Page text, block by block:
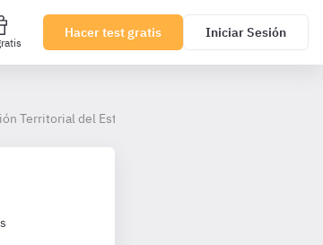
Hacer test gratis Iniciar Sesión
Territorial del Estado.